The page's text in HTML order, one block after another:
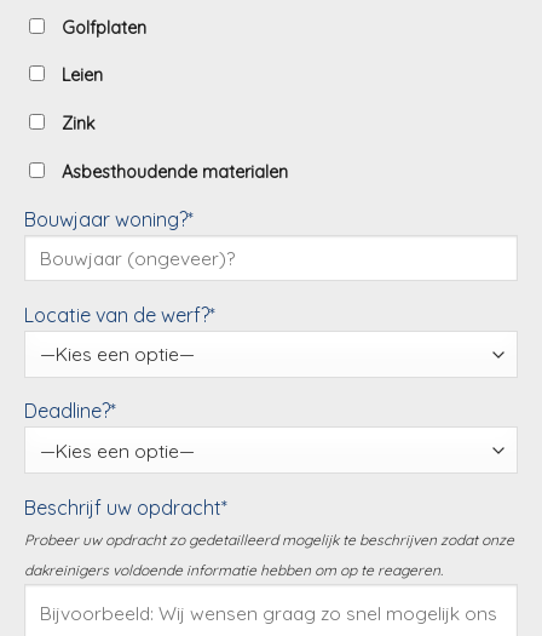
Golfplaten
Leien
Zink
Asbesthoudende materialen
Bouwjaar woning?*
Locatie van de werf?*
Deadline?*
Beschrijf uw opdracht*
Probeer uw opdracht zo gedetailleerd mogelijk te beschrijven zodat onze
dakreinigers voldoende informatie hebben om op te reageren.